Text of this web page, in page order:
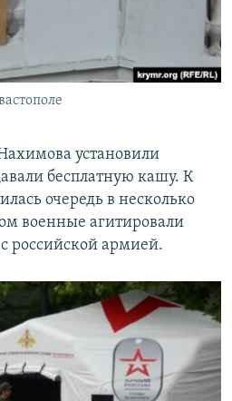
установили
бесплатную кашу. К
очередь в несколько
военные агитировали
российской армией.